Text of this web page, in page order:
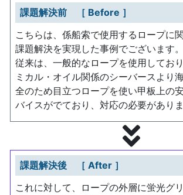
課題解決前 ［ Before ］
こちらは、係船索で使用するロープに
課題解決を実現した事例でございます。
従来は、一般的なロープを使用してお
ミカル・オイル関係のシーバースより
全のため目立つロープを使い甲板上の
バイスがでており、対応の必要がありま
課題解決後 ［ After ］
これに対して、ロープの外層に蛍光グ